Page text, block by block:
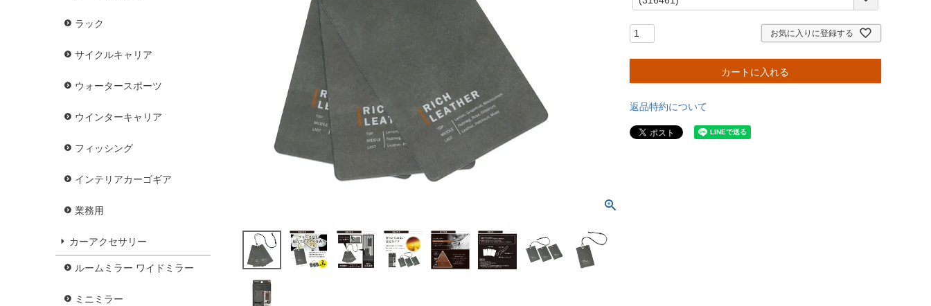
ラック
サイクルキャリア
ウォータースポーツ
ウインターキャリア
フィッシング
インテリアカーゴギア
業務用
カーアクセサリー
ルームミラー ワイドミラー
ミニミラー
必
お気に入りに登録する
カートに入れる
返品特約について